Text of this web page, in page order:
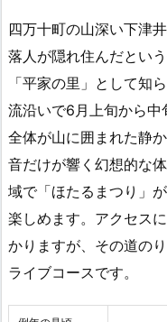
四万十町の山深い下津
落人が隠れ住んだとい
「平家の里」として知
流沿いで6月上旬から
全体が山に囲まれた静
音だけが響く幻想的な
域で「ほたるまつり」
楽しめます。アクセス
かりますが、その道の
ライブコースです。